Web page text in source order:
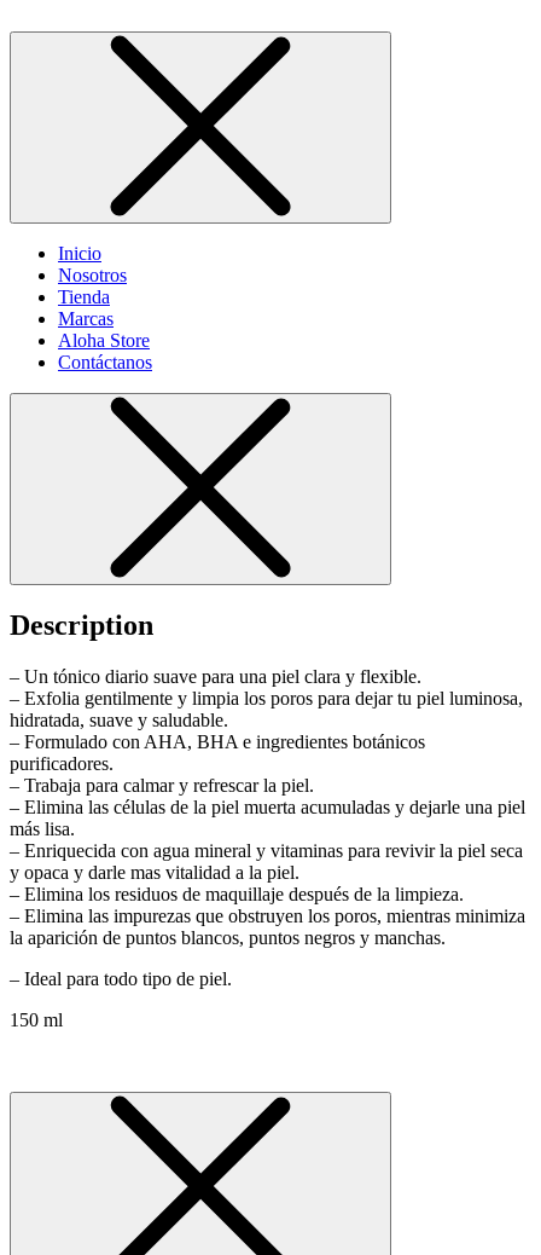
Inicio
Nosotros
Tienda
Marcas
Aloha Store
Contáctanos
Description
– Un tónico diario suave para una piel clara y flexible.
– Exfolia gentilmente y limpia los poros para dejar tu piel luminosa,
hidratada, suave y saludable.
– Formulado con AHA, BHA e ingredientes botánicos
purificadores.
– Trabaja para calmar y refrescar la piel.
– Elimina las células de la piel muerta acumuladas y dejarle una piel
más lisa.
– Enriquecida con agua mineral y vitaminas para revivir la piel seca
y opaca y darle mas vitalidad a la piel.
– Elimina los residuos de maquillaje después de la limpieza.
– Elimina las impurezas que obstruyen los poros, mientras minimiza
la aparición de puntos blancos, puntos negros y manchas.
– Ideal para todo tipo de piel.
150 ml